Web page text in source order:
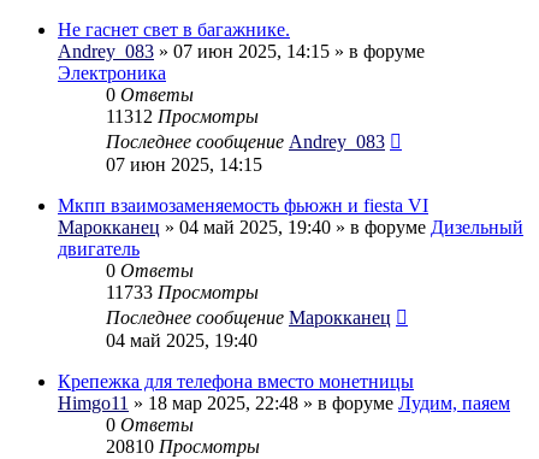
Не гаснет свет в багажнике.
Andrey_083 » 07 июн 2025, 14:15 » в форуме
Электроника
0 Ответы
11312 Просмотры
Последнее сообщение Andrey_083
07 июн 2025, 14:15
Мкпп взаимозаменяемость фьюжн и fiesta VI
Марокканец » 04 май 2025, 19:40 » в форуме Дизельный
двигатель
0 Ответы
11733 Просмотры
Последнее сообщение Марокканец
04 май 2025, 19:40
Крепежка для телефона вместо монетницы
Himgo11 » 18 мар 2025, 22:48 » в форуме Лудим, паяем
0 Ответы
20810 Просмотры